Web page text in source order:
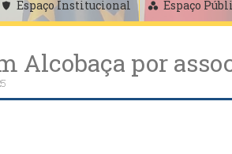
Espaço Institucional Espaço
Alcobaça por